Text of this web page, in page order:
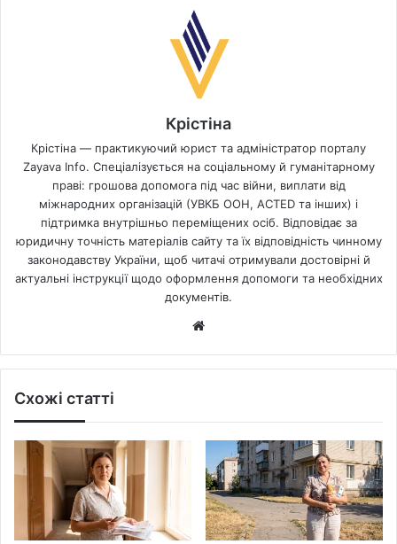
Крістіна
Крістіна — практикуючий юрист та адміністратор порталу
Zayava Info. Спеціалізується на соціальному й гуманітарному
праві: грошова допомога під час війни, виплати від
міжнародних організацій (УВКБ ООН, ACTED та інших) і
підтримка внутрішньо переміщених осіб. Відповідає за
юридичну точність матеріалів сайту та їх відповідність чинному
законодавству України, щоб читачі отримували достовірні й
актуальні інструкції щодо оформлення допомоги та необхідних
документів.
Схожі статті